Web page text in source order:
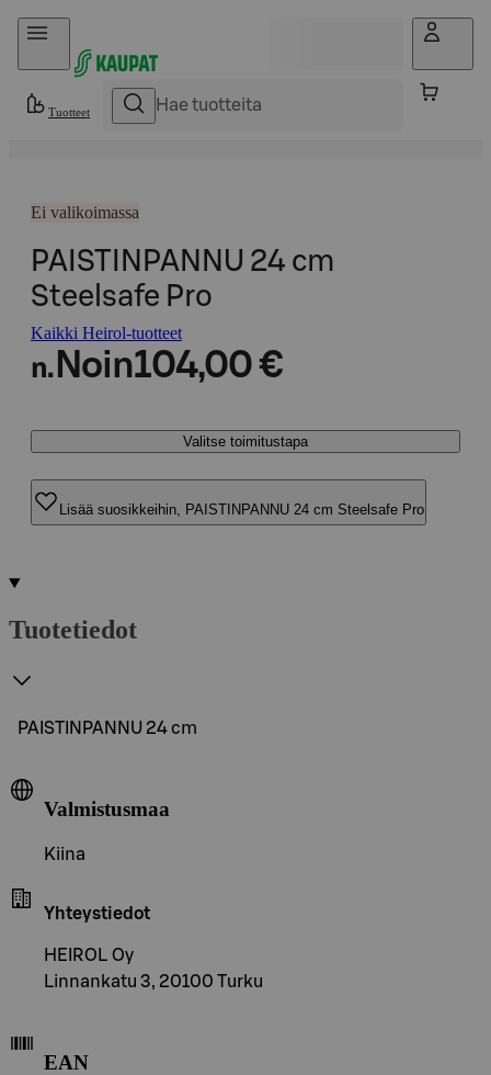
Hyppää sisältöön
Tuotteet
Ei valikoimassa
PAISTINPANNU 24 cm
Steelsafe Pro
Kaikki Heirol-tuotteet
n. Noin104,00 €
Valitse toimitustapa
Lisää suosikkeihin, PAISTINPANNU 24 cm Steelsafe Pro
Tuotetiedot
PAISTINPANNU 24 cm
Valmistusmaa
Kiina
Yhteystiedot
HEIROL Oy
Linnankatu 3, 20100 Turku
EAN